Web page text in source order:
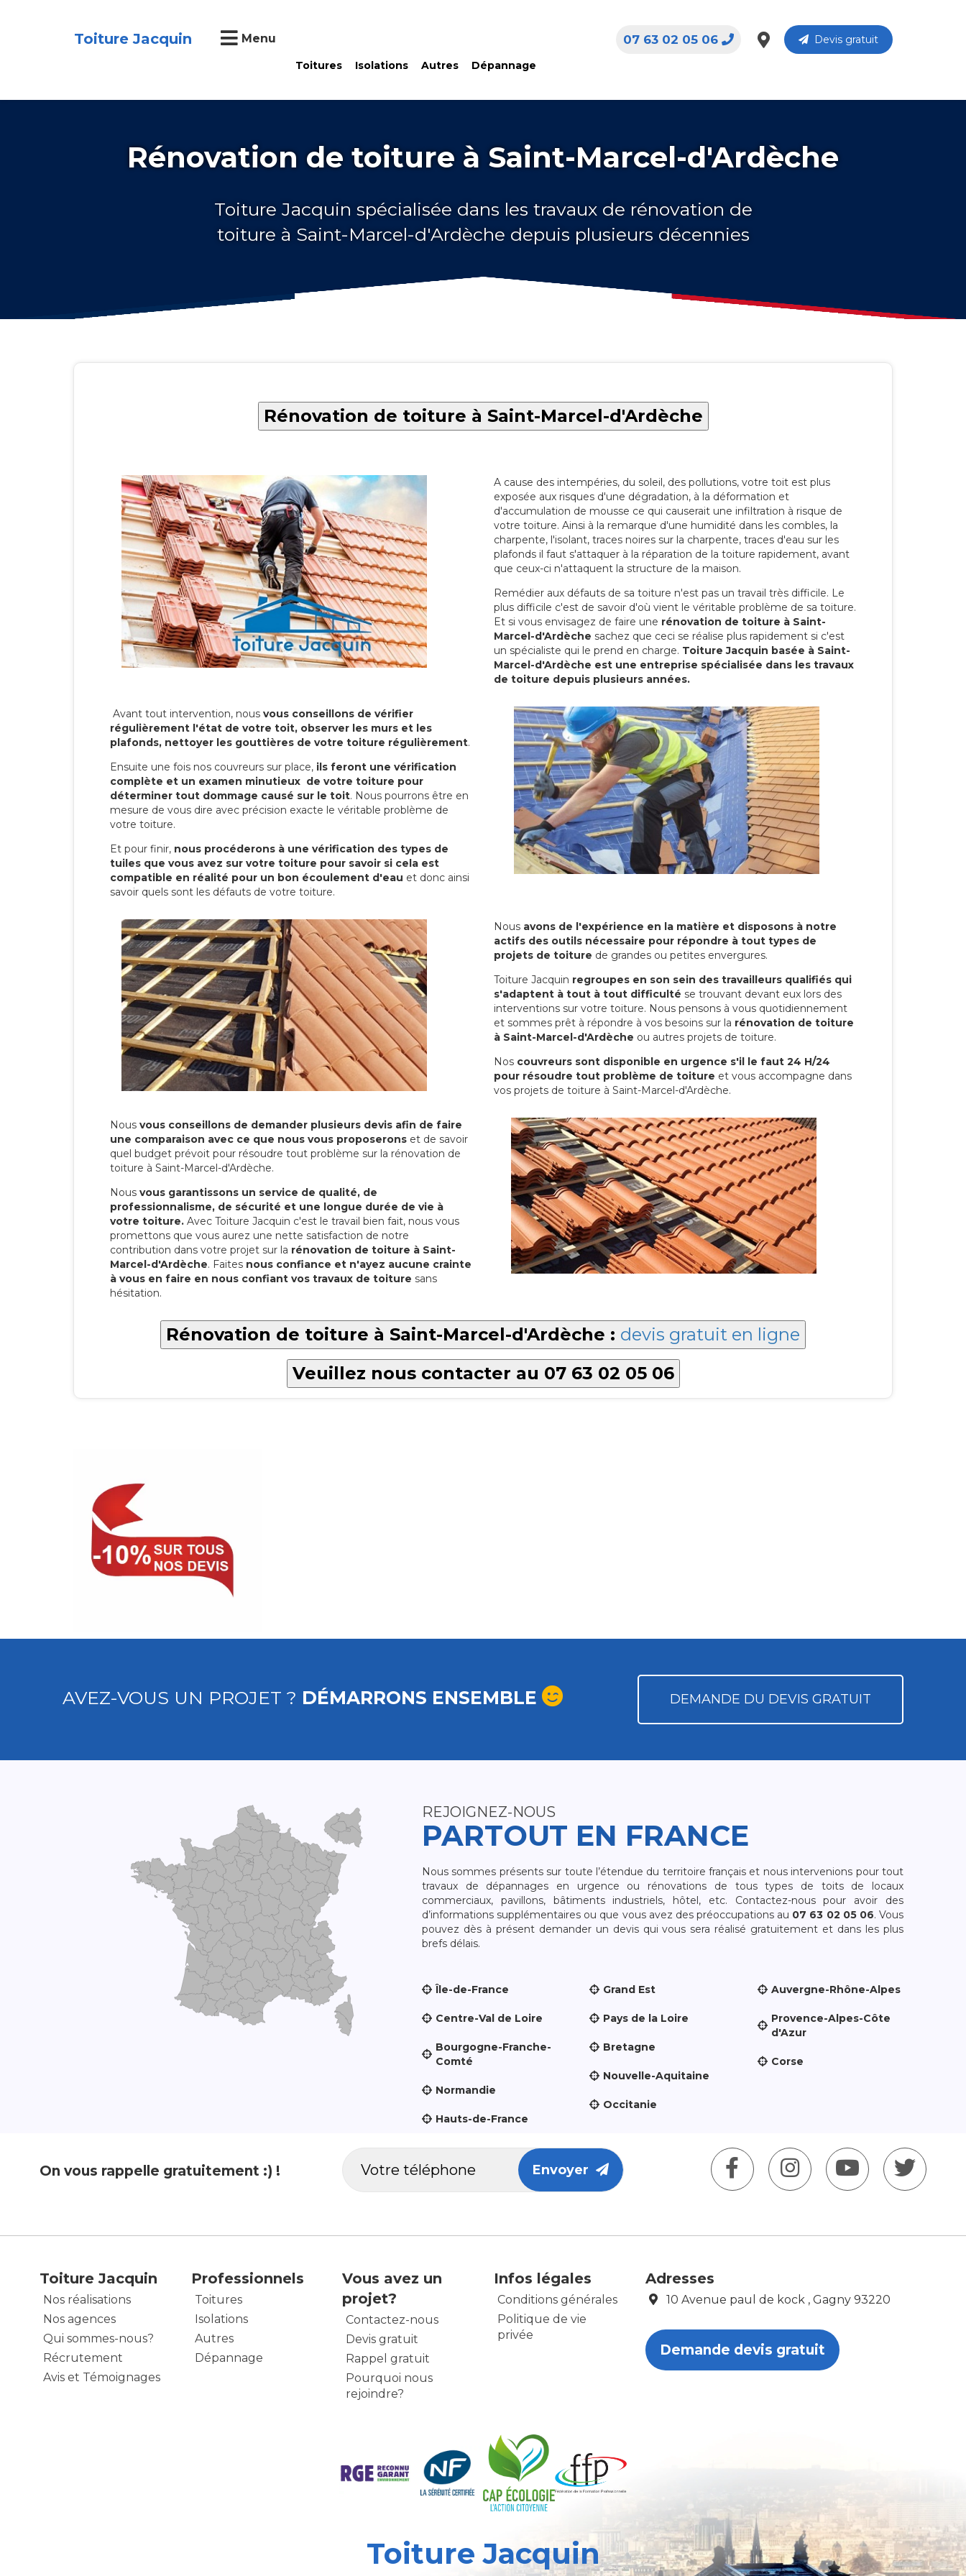
Toiture Jacquin Menu
Toitures Isolations Autres Dépannage
Devis gratuit
07 63 02 05 06
Rénovation de toiture à Saint-Marcel-d'Ardèche
Toiture Jacquin spécialisée dans les travaux de rénovation de
toiture à Saint-Marcel-d'Ardèche depuis plusieurs décennies
Rénovation de toiture à Saint-Marcel-d'Ardèche
A cause des intempéries, du soleil, des pollutions, votre toit est plus
exposée aux risques d'une dégradation, à la déformation et
d'accumulation de mousse ce qui causerait une infiltration à risque de
votre toiture. Ainsi à la remarque d'une humidité dans les combles, la
charpente, l'isolant, traces noires sur la charpente, traces d'eau sur les
plafonds il faut s'attaquer à la réparation de la toiture rapidement, avant
que ceux-ci n'attaquent la structure de la maison.
Remédier aux défauts de sa toiture n'est pas un travail très difficile. Le
plus difficile c'est de savoir d'où vient le véritable problème de sa toiture.
Et si vous envisagez de faire une rénovation de toiture à Saint-
Marcel-d'Ardèche sachez que ceci se réalise plus rapidement si c'est
un spécialiste qui le prend en charge. Toiture Jacquin basée à Saint-
Marcel-d'Ardèche est une entreprise spécialisée dans les travaux
de toiture depuis plusieurs années.
Avant tout intervention, nous vous conseillons de vérifier
régulièrement l'état de votre toit, observer les murs et les
plafonds, nettoyer les gouttières de votre toiture régulièrement.
Ensuite une fois nos couvreurs sur place, ils feront une vérification
complète et un examen minutieux de votre toiture pour
déterminer tout dommage causé sur le toit. Nous pourrons être en
mesure de vous dire avec précision exacte le véritable problème de
votre toiture.
Et pour finir, nous procéderons à une vérification des types de
tuiles que vous avez sur votre toiture pour savoir si cela est
compatible en réalité pour un bon écoulement d'eau et donc ainsi
savoir quels sont les défauts de votre toiture.
Nous avons de l'expérience en la matière et disposons à notre
actifs des outils nécessaire pour répondre à tout types de
projets de toiture de grandes ou petites envergures.
Toiture Jacquin regroupes en son sein des travailleurs qualifiés qui
s'adaptent à tout à tout difficulté se trouvant devant eux lors des
interventions sur votre toiture. Nous pensons à vous quotidiennement
et sommes prêt à répondre à vos besoins sur la rénovation de toiture
à Saint-Marcel-d'Ardèche ou autres projets de toiture.
Nos couvreurs sont disponible en urgence s'il le faut 24 H/24
pour résoudre tout problème de toiture et vous accompagne dans
vos projets de toiture à Saint-Marcel-d'Ardèche.
Nous vous conseillons de demander plusieurs devis afin de faire
une comparaison avec ce que nous vous proposerons et de savoir
quel budget prévoit pour résoudre tout problème sur la rénovation de
toiture à Saint-Marcel-d'Ardèche.
Nous vous garantissons un service de qualité, de
professionnalisme, de sécurité et une longue durée de vie à
votre toiture. Avec Toiture Jacquin c'est le travail bien fait, nous vous
promettons que vous aurez une nette satisfaction de notre
contribution dans votre projet sur la rénovation de toiture à Saint-
Marcel-d'Ardèche. Faites nous confiance et n'ayez aucune crainte
à vous en faire en nous confiant vos travaux de toiture sans
hésitation.
Rénovation de toiture à Saint-Marcel-d'Ardèche : devis gratuit en ligne
Veuillez nous contacter au 07 63 02 05 06
AVEZ-VOUS UN PROJET ? DÉMARRONS ENSEMBLE DEMANDE DU DEVIS GRATUIT
REJOIGNEZ-NOUS
PARTOUT EN FRANCE
Nous sommes présents sur toute l’étendue du territoire français et nous intervenions pour tout
travaux de dépannages en urgence ou rénovations de tous types de toits de locaux
commerciaux, pavillons, bâtiments industriels, hôtel, etc. Contactez-nous pour avoir des
d’informations supplémentaires ou que vous avez des préoccupations au 07 63 02 05 06. Vous
pouvez dès à présent demander un devis qui vous sera réalisé gratuitement et dans les plus
brefs délais.
Île-de-France
Centre-Val de Loire
Bourgogne-Franche-
Comté
Normandie
Hauts-de-France
Grand Est
Pays de la Loire
Bretagne
Nouvelle-Aquitaine
Occitanie
Auvergne-Rhône-Alpes
Provence-Alpes-Côte
d'Azur
Corse
On vous rappelle gratuitement :) ! Envoyer
Toiture Jacquin
Nos réalisations
Nos agences
Qui sommes-nous?
Récrutement
Avis et Témoignages
Professionnels
Toitures
Isolations
Autres
Dépannage
Vous avez un
projet?
Contactez-nous
Devis gratuit
Rappel gratuit
Pourquoi nous
rejoindre?
Infos légales
Conditions générales
Politique de vie
privée
Adresses
10 Avenue paul de kock , Gagny 93220
Demande devis gratuit
Toiture Jacquin